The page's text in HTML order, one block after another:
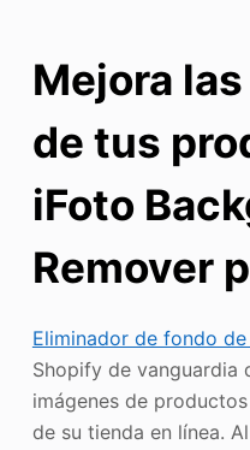
Mejora
de tus
iFoto
Remover
Eliminador de fondo
Shopify de vanguardia
imágenes de
de su tienda en línea.